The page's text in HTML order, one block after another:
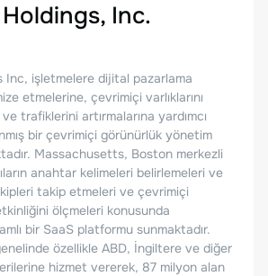
Inc.
Inc, işletmelere dijital pazarlama
etmelerine, çevrimiçi varlıklarını
trafiklerini artırmalarına yardımcı
bir çevrimiçi görünürlük yönetim
Massachusetts, Boston merkezli
anahtar kelimeleri belirlemeleri ve
takip etmeleri ve çevrimiçi
ölçmeleri konusunda
bir SaaS platformu sunmaktadır.
özellikle ABD, İngiltere ve diğer
hizmet vererek, 87 milyon alan